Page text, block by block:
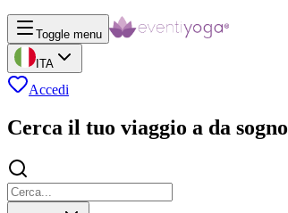
Toggle menu
ITA
Accedi
Cerca il tuo viaggio a da sogno